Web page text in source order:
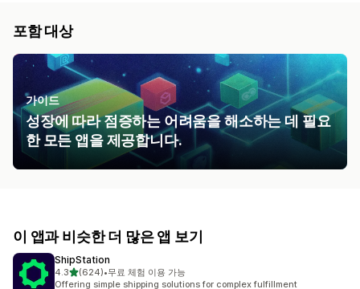
포함 대상
가이드
성장에 따라 점증하는 어려움을 해소하는 데 필요
한 모든 앱을 제공합니다.
이 앱과 비슷한 더 많은 앱 보기
ShipStation
4.3별 5개 중
(624)
총 리뷰 624개
•무료 체험 이용 가능
Offering simple shipping solutions for complex fulfillment